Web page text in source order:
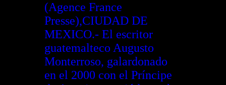
(Agence France
Presse),CIUDAD DE
MEXICO.- El escritor
guatemalteco Augusto
Monterroso, galardonado
en el 2000 con el Príncipe